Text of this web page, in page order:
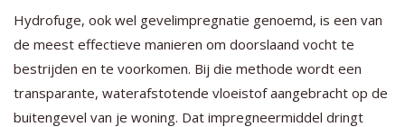
Hydrofuge, ook wel gevelimpregnatie genoemd, is een van
de meest effectieve manieren om doorslaand vocht te
bestrijden en te voorkomen. Bij die methode wordt een
transparante, waterafstotende vloeistof aangebracht op de
buitengevel van je woning. Dat impregneermiddel dringt